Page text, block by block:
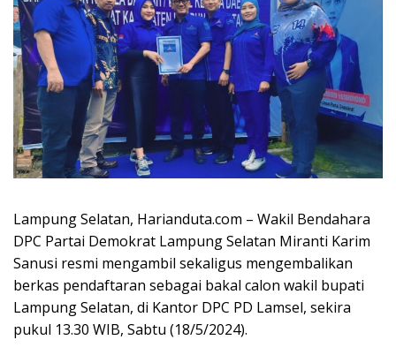
Lampung Selatan, Harianduta.com – Wakil Bendahara
DPC Partai Demokrat Lampung Selatan Miranti Karim
Sanusi resmi mengambil sekaligus mengembalikan
berkas pendaftaran sebagai bakal calon wakil bupati
Lampung Selatan, di Kantor DPC PD Lamsel, sekira
pukul 13.30 WIB, Sabtu (18/5/2024).